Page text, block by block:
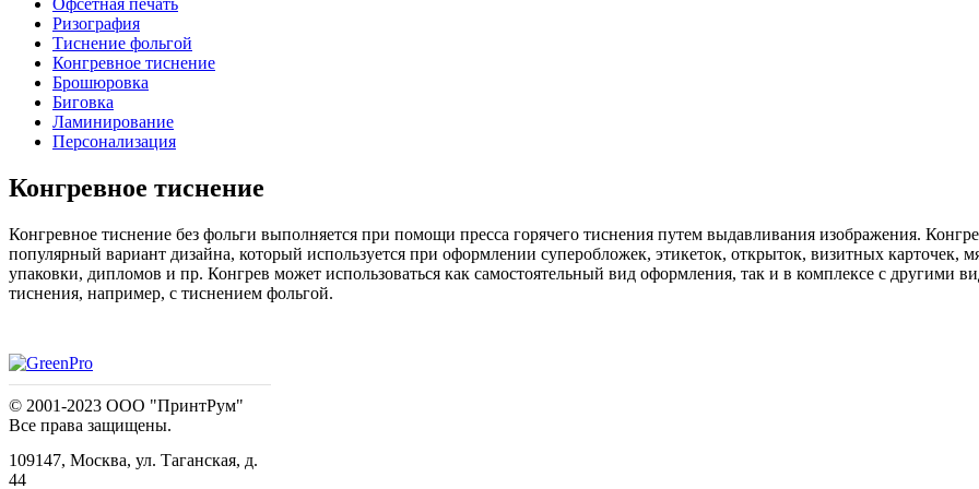
Офсетная печать
Ризография
Тиснение фольгой
Конгревное тиснение
Брошюровка
Биговка
Ламинирование
Персонализация
Конгревное тиснение
Конгревное тиснение без фольги выполняется при помощи пресса горячего тиснения путем выдавливания изображения.
популярный вариант дизайна, который используется при оформлении суперобложек, этикеток, открыток, визитных карточек,
упаковки, дипломов и пр. Конгрев может использоваться как самостоятельный вид оформления, так и в комплексе с другими
тиснения, например, с тиснением фольгой.
© 2001-2023 ООО "ПринтРум"
Все права защищены.
109147, Москва, ул. Таганская, д.
44